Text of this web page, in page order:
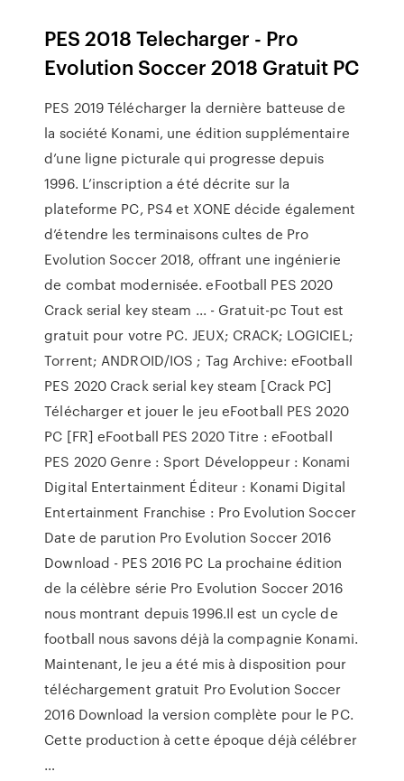
PES 2018 Telecharger - Pro
Evolution Soccer 2018 Gratuit PC
PES 2019 Télécharger la dernière batteuse de
la société Konami, une édition supplémentaire
d’une ligne picturale qui progresse depuis
1996. L’inscription a été décrite sur la
plateforme PC, PS4 et XONE décide également
d’étendre les terminaisons cultes de Pro
Evolution Soccer 2018, offrant une ingénierie
de combat modernisée. eFootball PES 2020
Crack serial key steam ... - Gratuit-pc Tout est
gratuit pour votre PC. JEUX; CRACK; LOGICIEL;
Torrent; ANDROID/IOS ; Tag Archive: eFootball
PES 2020 Crack serial key steam [Crack PC]
Télécharger et jouer le jeu eFootball PES 2020
PC [FR] eFootball PES 2020 Titre : eFootball
PES 2020 Genre : Sport Développeur : Konami
Digital Entertainment Éditeur : Konami Digital
Entertainment Franchise : Pro Evolution Soccer
Date de parution Pro Evolution Soccer 2016
Download - PES 2016 PC La prochaine édition
de la célèbre série Pro Evolution Soccer 2016
nous montrant depuis 1996.Il est un cycle de
football nous savons déjà la compagnie Konami.
Maintenant, le jeu a été mis à disposition pour
téléchargement gratuit Pro Evolution Soccer
2016 Download la version complète pour le PC.
Cette production à cette époque déjà célébrer
…